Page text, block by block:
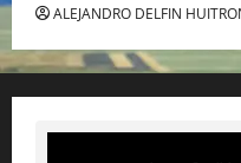
ALEJANDRO DELFIN